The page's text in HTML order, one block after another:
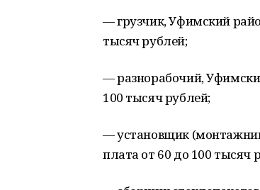
— грузчик, Уфимский
тысяч рублей;
— разнорабочий,
100 тысяч рублей;
— установщик
плата от 60 до 100 тысяч